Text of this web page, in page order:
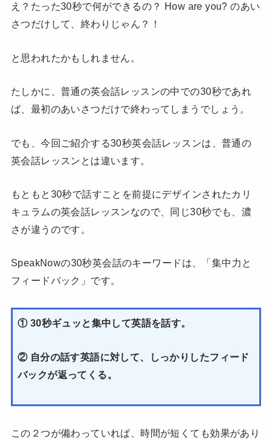
え？たった30秒で何ができるの？ How are you? のあい
さつだけして、終わりじゃん？！
と思われたかもしれません。
たしかに、普通の英会話レッスンの中での30秒であれ
ば、最初のあいさつだけで終わってしまうでしょう。
でも、今回ご紹介する30秒英会話レッスンは、普通の
英会話レッスンとは違います。
もともと30秒で話すことを前提にデザインされたカリ
キュラムの英会話レッスンなので、同じ30秒でも、濃
さが違うのです。
SpeakNowの30秒英会話のキーワードは、「集中力と
フィードバック」です。
① 30秒ギュッと集中して英語を話す。
② 自分の話す英語に対して、しっかりしたフィード
バックが返ってくる。
この２つが備わっていれば、時間が短くても効果があり